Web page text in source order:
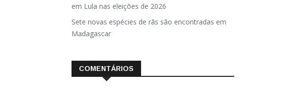
em Lula nas eleições de 2026
Sete novas espécies de rãs são encontradas em
Madagascar
COMENTÁRIOS